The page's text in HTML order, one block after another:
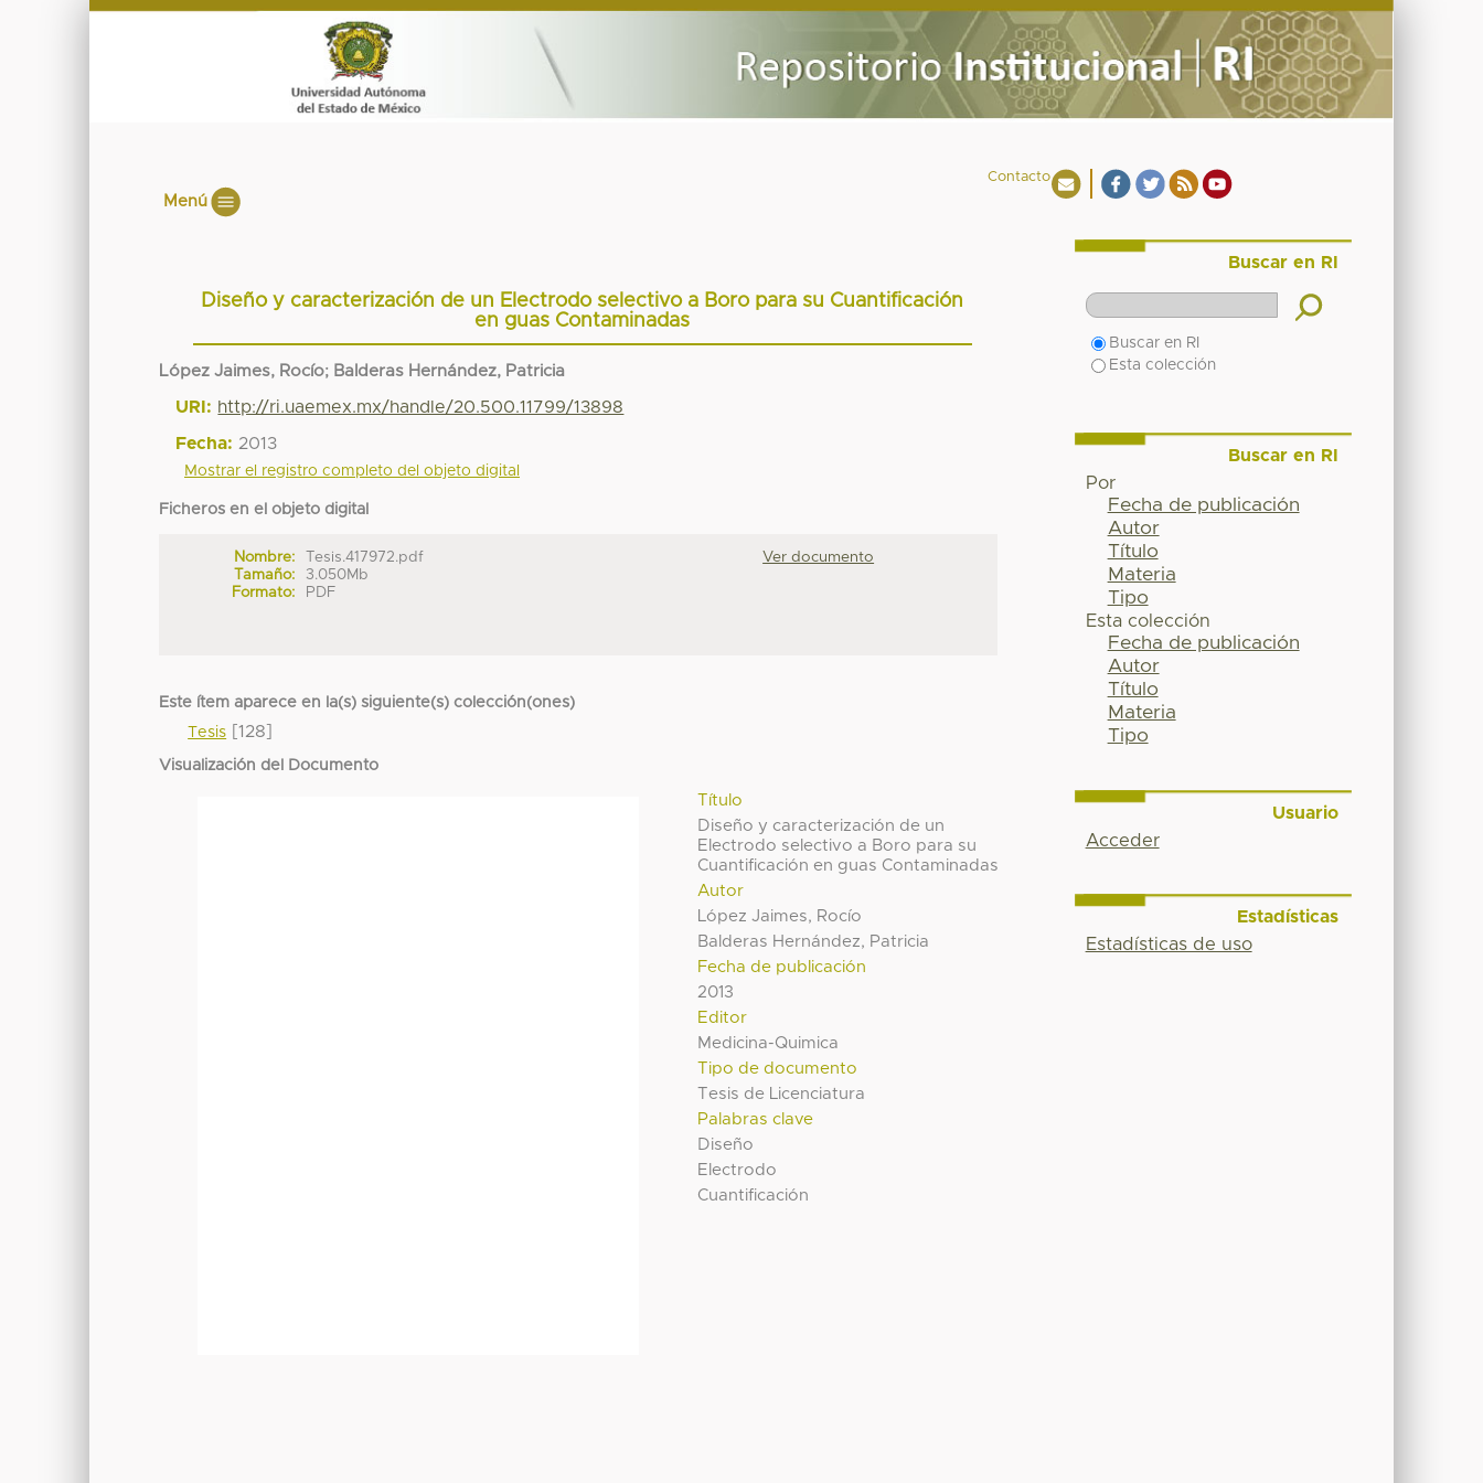
Contacto
Menú
Diseño y caracterización de un Electrodo selectivo a Boro para su Cuantificación
en guas Contaminadas
López Jaimes, Rocío; Balderas Hernández, Patricia
URI: http://ri.uaemex.mx/handle/20.500.11799/13898
Fecha: 2013
Mostrar el registro completo del objeto digital
Ficheros en el objeto digital
Nombre:
Tesis.417972.pdf
Tamaño:
3.050Mb
Formato:
PDF
Ver documento
Este ítem aparece en la(s) siguiente(s) colección(ones)
Tesis [128]
Visualización del Documento
Título
Diseño y caracterización de un
Electrodo selectivo a Boro para su
Cuantificación en guas Contaminadas
Autor
López Jaimes, Rocío
Balderas Hernández, Patricia
Fecha de publicación
2013
Editor
Medicina-Quimica
Tipo de documento
Tesis de Licenciatura
Palabras clave
Diseño
Electrodo
Cuantificación
Buscar en RI
Buscar en RI
Esta colección
Buscar en RI
Por
Fecha de publicación
Autor
Título
Materia
Tipo
Esta colección
Fecha de publicación
Autor
Título
Materia
Tipo
Usuario
Acceder
Estadísticas
Estadísticas de uso